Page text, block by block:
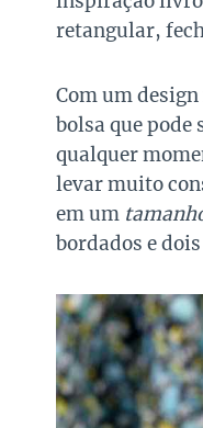
retangular,
Com um
bolsa que
qualquer
levar muito
em um
bordados e